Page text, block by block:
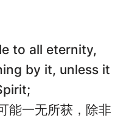
to all eternity,
by it, unless it
能一无所获，除非